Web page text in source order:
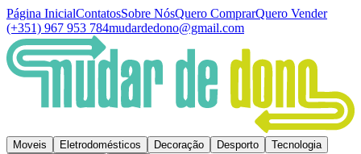
Página InicialContatosSobre NósQuero ComprarQuero Vender
(+351) 967 953 784mudardedono@gmail.com
Moveis Eletrodomésticos Decoração Desporto
Tecnologia